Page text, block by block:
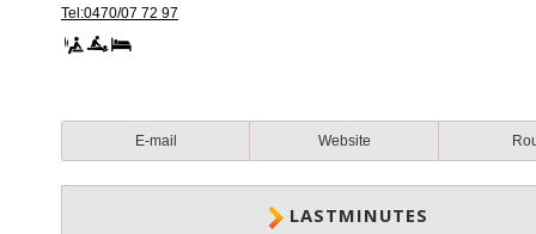
Tel:0470/07 72 97
E-mail Website
LASTMINUTES